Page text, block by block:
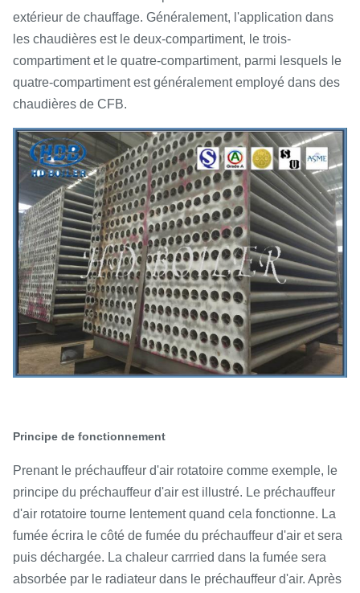
extérieur de chauffage. Généralement, l'application dans
les chaudières est le deux-compartiment, le trois-
compartiment et le quatre-compartiment, parmi lesquels le
quatre-compartiment est généralement employé dans des
chaudières de CFB.
Principe de fonctionnement
Prenant le préchauffeur d'air rotatoire comme exemple, le
principe du préchauffeur d'air est illustré. Le préchauffeur
d'air rotatoire tourne lentement quand cela fonctionne. La
fumée écrira le côté de fumée du préchauffeur d'air et sera
puis déchargée. La chaleur carrried dans la fumée sera
absorbée par le radiateur dans le préchauffeur d'air. Après